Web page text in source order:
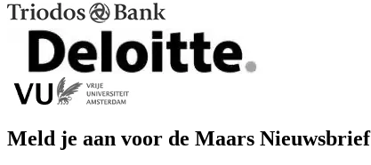
Meld je aan voor de Maars Nieuwsbrief